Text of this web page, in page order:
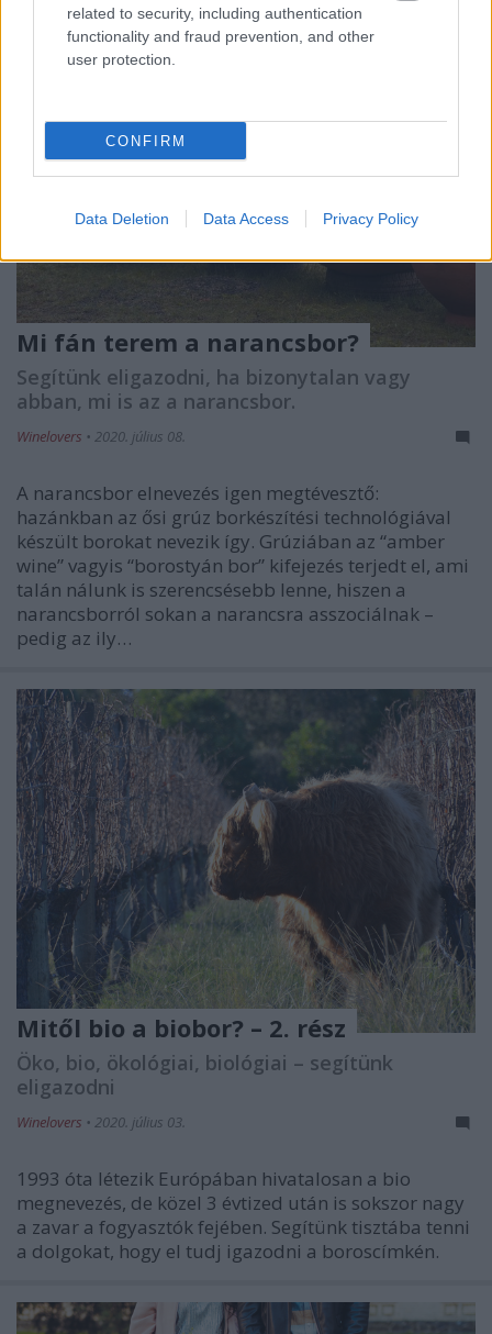
related to security, including authentication
functionality and fraud prevention, and other
user protection.
CONFIRM
Data Deletion Data Access Privacy Policy
Mi fán terem a narancsbor?
Segítünk eligazodni, ha bizonytalan vagy
abban, mi is az a narancsbor.
Winelovers • 2020. július 08.
A narancsbor elnevezés igen megtévesztő:
hazánkban az ősi grúz borkészítési technológiával
készült borokat nevezik így. Grúziában az “amber
wine” vagyis “borostyán bor” kifejezés terjedt el, ami
talán nálunk is szerencsésebb lenne, hiszen a
narancsborról sokan a narancsra asszociálnak –
pedig az ily…
Mitől bio a biobor? – 2. rész
Öko, bio, ökológiai, biológiai – segítünk
eligazodni
Winelovers • 2020. július 03.
1993 óta létezik Európában hivatalosan a bio
megnevezés, de közel 3 évtized után is sokszor nagy
a zavar a fogyasztók fejében. Segítünk tisztába tenni
a dolgokat, hogy el tudj igazodni a boroscímkén.